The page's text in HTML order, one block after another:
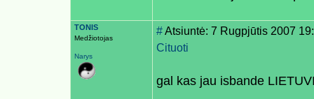
TONIS
Medžiotojas
Narys
#Atsiuntė: 7 Rugpjūtis 2007
Cituoti
gal kas jau isbande